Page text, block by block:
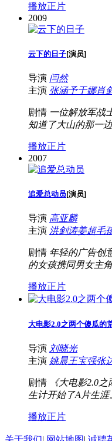
播放正片
2009
云下的日子[演员]
导演 闫然
主演 张涵予于娜肖
剧情 一位解放军战
知道了大山的那一
播放正片
2007
追爱总动员[演员]
导演 高亚麟
主演 洪剑涛姜超毛
剧情 年轻的广告创
的女孩携同男女主
播放正片
大电影2.0之两个傻瓜的
导演 刘晓光
主演 姚晨王宝强张
剧情
《大电影2.0
生计开始了A片生
播放正片